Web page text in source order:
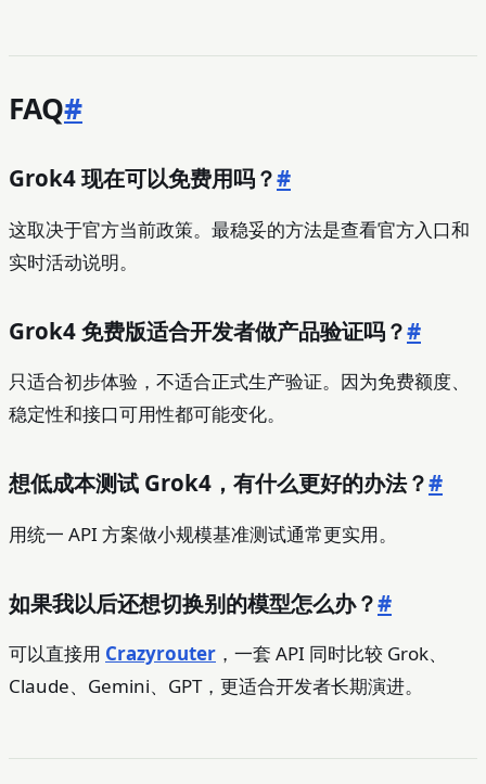
FAQ#
Grok4 现在可以免费用吗？#
这取决于官方当前政策。最稳妥的方法是查看官方入口和
实时活动说明。
Grok4 免费版适合开发者做产品验证吗？#
只适合初步体验，不适合正式生产验证。因为免费额度、
稳定性和接口可用性都可能变化。
想低成本测试 Grok4，有什么更好的办法？#
用统一 API 方案做小规模基准测试通常更实用。
如果我以后还想切换别的模型怎么办？#
可以直接用 Crazyrouter ，一套 API 同时比较 Grok、
Claude、Gemini、GPT，更适合开发者长期演进。